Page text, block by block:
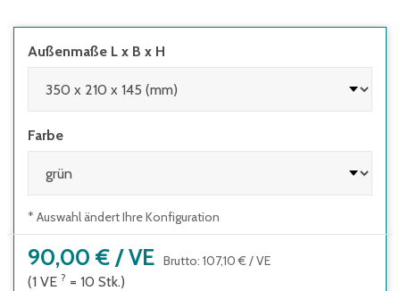
Außenmaße L x B x H
Farbe
* Auswahl ändert Ihre Konfiguration
90,00 € /VE Brutto: 107,10 € /VE
(1 VE ? = 10 Stk.)